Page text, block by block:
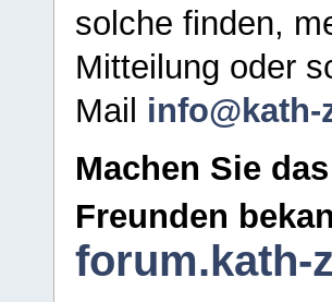
solche finden,
Mitteilung oder
Mail info@kath-
Machen Sie
Freunden
forum.kath-